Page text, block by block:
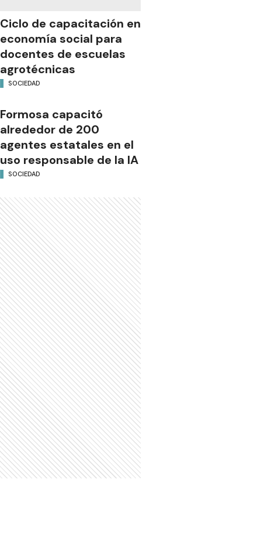
Ciclo de capacitación en
economía social para
docentes de escuelas
agrotécnicas
SOCIEDAD
Formosa capacitó
alrededor de 200
agentes estatales en el
uso responsable de la IA
SOCIEDAD